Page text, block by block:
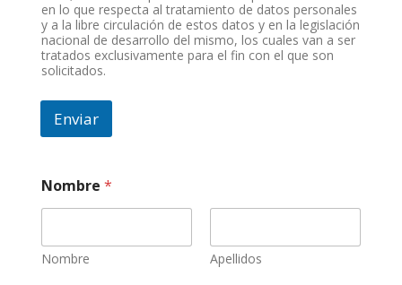
en lo que respecta al tratamiento de datos personales
y a la libre circulación de estos datos y en la legislación
nacional de desarrollo del mismo, los cuales van a ser
tratados exclusivamente para el fin con el que son
solicitados.
Enviar
Nombre *
Nombre Apellidos